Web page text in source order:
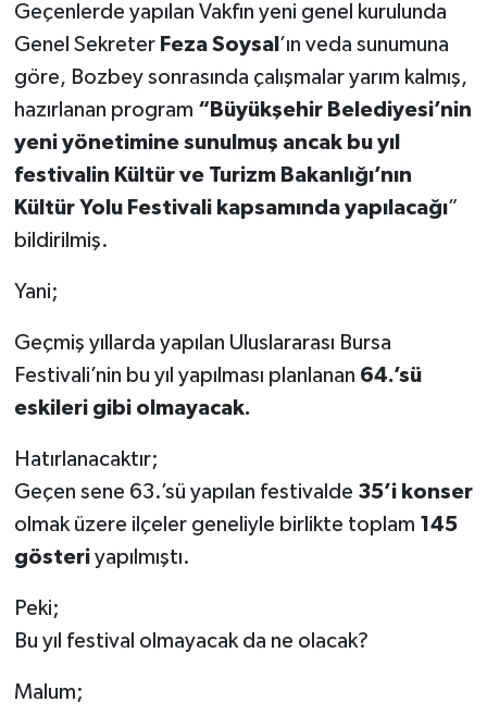
Geçenlerde yapılan Vakfın yeni genel kurulunda
Genel Sekreter Feza Soysal ’ın veda sunumuna
göre, Bozbey sonrasında çalışmalar yarım kalmış,
hazırlanan program “Büyükşehir Belediyesi’nin
yeni yönetimine sunulmuş ancak bu yıl
festivalin Kültür ve Turizm Bakanlığı’nın
Kültür Yolu Festivali kapsamında yapılacağı”
bildirilmiş.
Yani;
Geçmiş yıllarda yapılan Uluslararası Bursa
Festivali’nin bu yıl yapılması planlanan 64.’sü
eskileri gibi olmayacak.
Hatırlanacaktır;
Geçen sene 63.’sü yapılan festivalde 35’i konser
olmak üzere ilçeler geneliyle birlikte toplam 145
gösteri yapılmıştı.
Peki;
Bu yıl festival olmayacak da ne olacak?
Malum;